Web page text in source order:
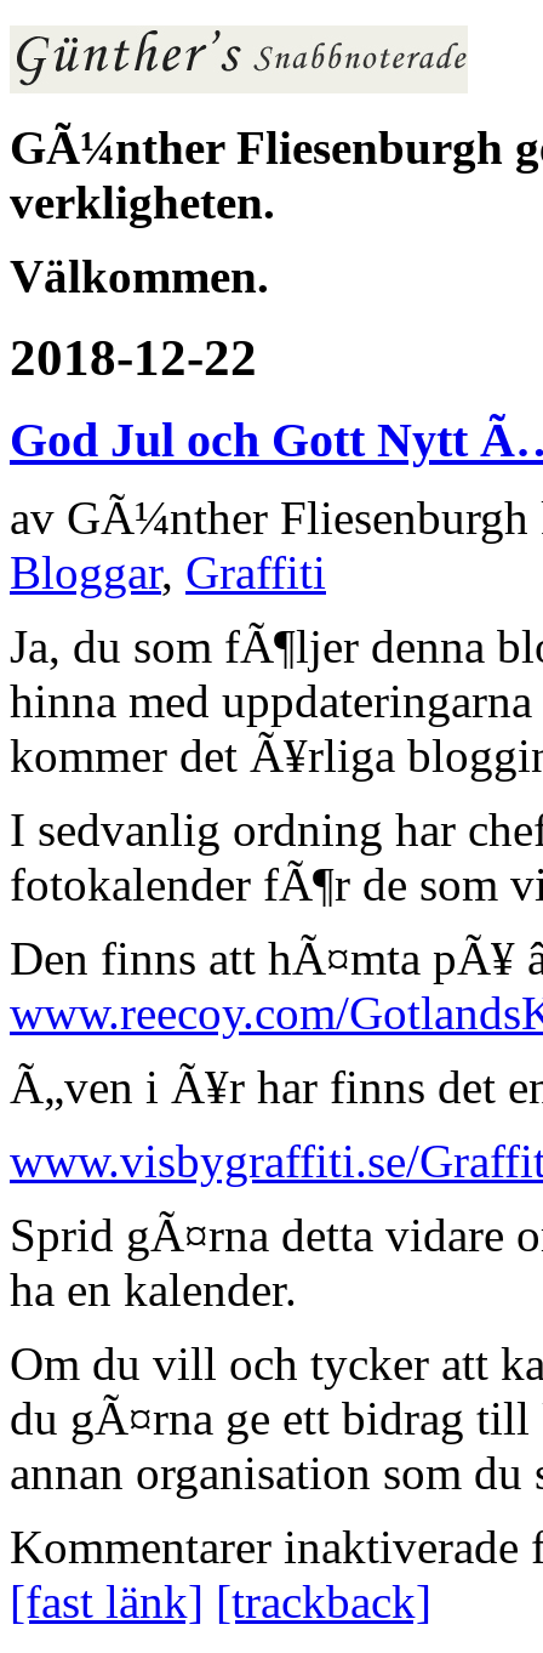
GÃ¼nther Fliesenburgh
verkligheten.
Välkommen.
2018-12-22
God Jul och Gott Nytt
av GÃ¼nther Fliesenburgh
Bloggar, Graffiti
Ja, du som fÃ¶ljer denna
hinna med
kommer det Ã¥rliga
I sedvanlig ordning har
fotokalender fÃ¶r de som
Den finns att hÃ¤mta pÃ¥
www.reecoy.com/
Ã„ven i Ã¥r har finns det
www.visbygraffiti.se/
Sprid gÃ¤rna detta vidare
ha en kalender.
Om du vill och tycker att
du gÃ¤rna ge ett bidrag
annan organisation som du
Kommentarer inaktiverade
[fast länk] [trackback]